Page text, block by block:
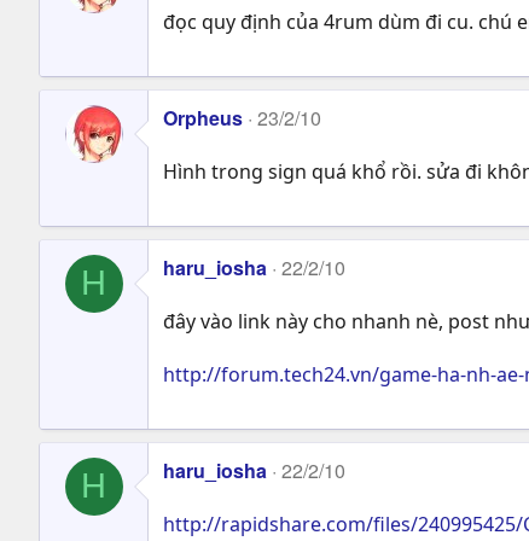
đọc quy định của 4rum dùm đi cu. chú
Orpheus 23/2/10
Hình trong sign quá khổ rồi. sửa đi
H haru_iosha 22/2/10
đây vào link này cho nhanh nè, post
http://forum.tech24.vn/game-ha-nh-
H haru_iosha 22/2/10
http://rapidshare.com/files/